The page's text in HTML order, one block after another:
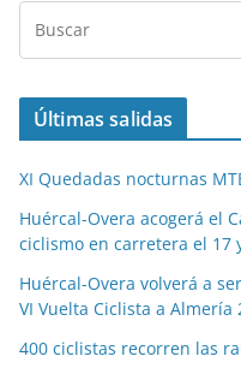
Últimas salidas
XI Quedadas nocturnas
Huércal-Overa acogerá el
ciclismo en carretera el 17
Huércal-Overa volverá a
VI Vuelta Ciclista a Almería
400 ciclistas recorren las